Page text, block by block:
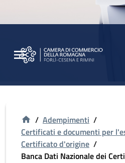
/ Adempimenti /
Certificati e documenti per
Certificato d'origine /
Banca Dati Nazionale dei